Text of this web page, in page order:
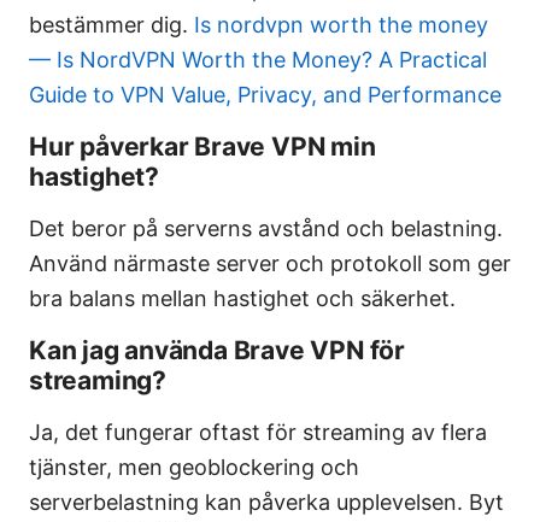
bestämmer dig. Is nordvpn worth the money
— Is NordVPN Worth the Money? A Practical
Guide to VPN Value, Privacy, and Performance
Hur påverkar Brave VPN min
hastighet?
Det beror på serverns avstånd och belastning.
Använd närmaste server och protokoll som ger
bra balans mellan hastighet och säkerhet.
Kan jag använda Brave VPN för
streaming?
Ja, det fungerar oftast för streaming av flera
tjänster, men geoblockering och
serverbelastning kan påverka upplevelsen. Byt